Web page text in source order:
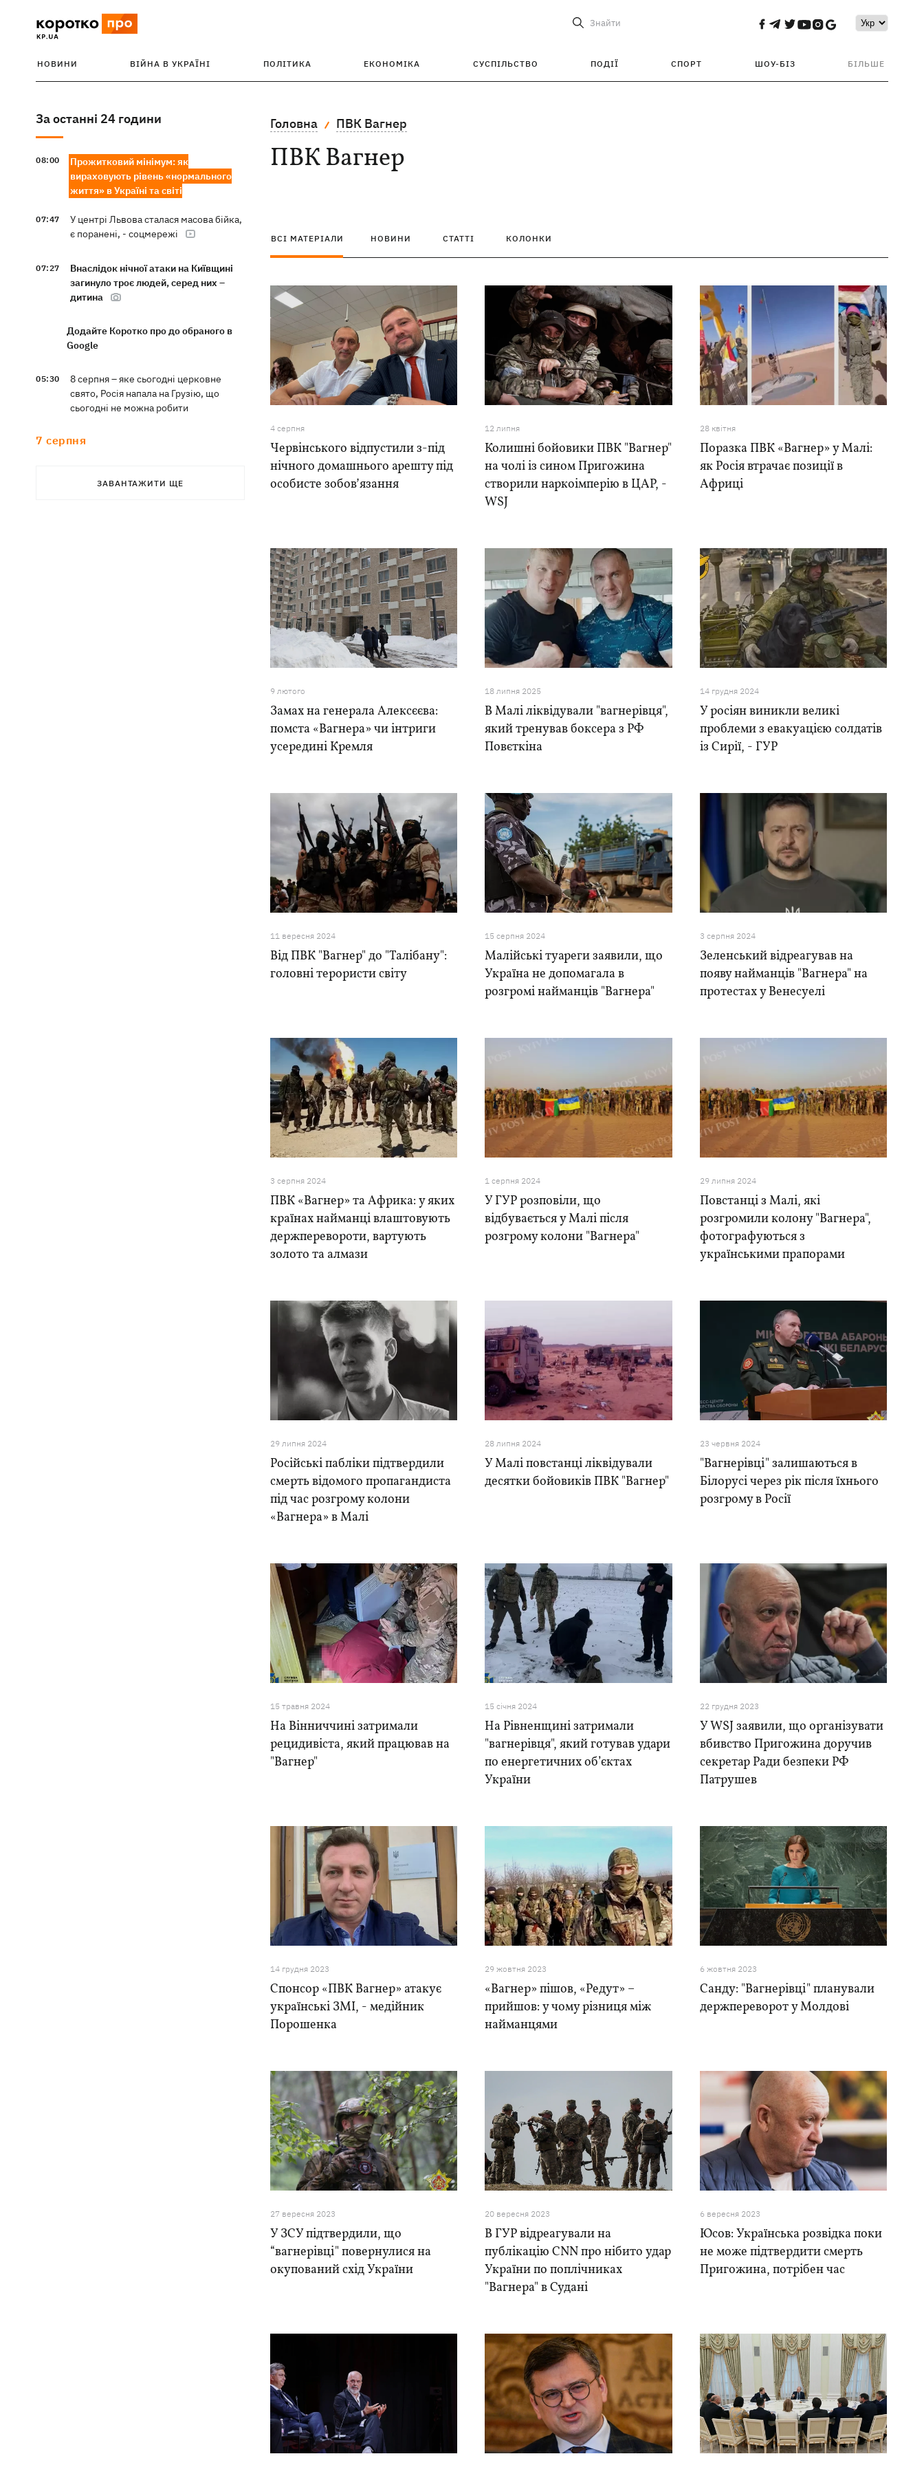
Знайти
НОВИНИ ВІЙНА В УКРАЇНІ ПОЛІТИКА ЕКОНОМІКА СУСПІЛЬСТВО ПОДІЇ СПОРТ ШОУ-БІЗ БІЛЬШЕ
За останні 24 години
08:00
Прожитковий мінімум: як
вираховують рівень «нормального
життя» в Україні та світі
07:47
У центрі Львова сталася масова бійка,
є поранені, - соцмережі
07:27
Внаслідок нічної атаки на Київщині
загинуло троє людей, серед них –
дитина
Додайте Коротко про до обраного в
Google
05:30
8 серпня – яке сьогодні церковне
свято, Росія напала на Грузію, що
сьогодні не можна робити
7 серпня
Полякової із закликами змінити
ЗАВАНТАЖИТИ ЩЕ
Головна ПВК Вагнер
ПВК Вагнер
ВСІ МАТЕРІАЛИ НОВИНИ СТАТТІ КОЛОНКИ
4 серпня
Червінського відпустили з-під
нічного домашнього арешту під
особисте зобовʼязання
12 липня
Колишні бойовики ПВК "Вагнер"
на чолі із сином Пригожина
створили наркоімперію в ЦАР, -
WSJ
28 квiтня
Поразка ПВК «Вагнер» у Малі:
як Росія втрачає позиції в
Африці
9 лютого
Замах на генерала Алексєєва:
помста «Вагнера» чи інтриги
усередині Кремля
18 липня 2025
В Малі ліквідували "вагнерівця",
який тренував боксера з РФ
Повєткіна
14 грудня 2024
У росіян виникли великі
проблеми з евакуацією солдатів
із Сирії, - ГУР
11 вересня 2024
Від ПВК "Вагнер" до "Талібану":
головні терористи світу
15 серпня 2024
Малійські туареги заявили, що
Україна не допомагала в
розгромі найманців "Вагнера"
3 серпня 2024
Зеленський відреагував на
появу найманців "Вагнера" ​​на
протестах у Венесуелі
3 серпня 2024
ПВК «Вагнер» та Африка: у яких
країнах найманці влаштовують
держперевороти, вартують
золото та алмази
1 серпня 2024
У ГУР розповіли, що
відбувається у Малі після
розгрому колони "Вагнера"
29 липня 2024
Повстанці з Малі, які
розгромили колону "Вагнера",
фотографуються з
українськими прапорами
29 липня 2024
Російські пабліки підтвердили
смерть відомого пропагандиста
під час розгрому колони
«Вагнера» в Малі
28 липня 2024
У Малі повстанці ліквідували
десятки бойовиків ПВК "Вагнер"
23 червня 2024
"Вагнерівці" залишаються в
Білорусі через рік після їхнього
розгрому в Росії
15 травня 2024
На Вінниччині затримали
рецидивіста, який працював на
"Вагнер"
15 сiчня 2024
На Рівненщині затримали
"вагнерівця", який готував удари
по енергетичних об’єктах
України
22 грудня 2023
У WSJ заявили, що організувати
вбивство Пригожина доручив
секретар Ради безпеки РФ
Патрушев
14 грудня 2023
Спонсор «ПВК Вагнер» атакує
українські ЗМІ, - медійник
Порошенка
29 жовтня 2023
«Вагнер» пішов, «Редут» –
прийшов: у чому різниця між
найманцями
6 жовтня 2023
Санду: "Вагнерівці" планували
держпереворот у Молдові
27 вересня 2023
У ЗСУ підтвердили, що
“вагнерівці" повернулися на
окупований схід України
20 вересня 2023
В ГУР відреагували на
публікацію CNN про нібито удар
України по поплічниках
"Вагнера" в Судані
6 вересня 2023
Юсов: Українська розвідка поки
не може підтвердити смерть
Пригожина, потрібен час